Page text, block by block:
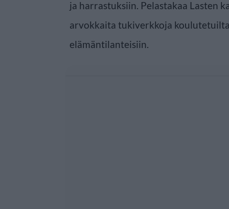
ja harrastuksiin. Pelastakaa Lasten
arvokkaita tukiverkkoja
elämäntilanteisiin.